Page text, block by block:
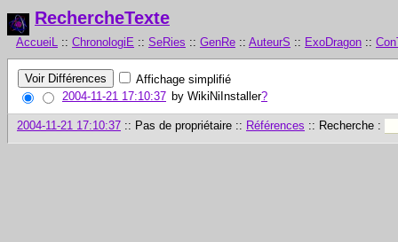
RechercheTexte
AccueiL :: ChronologiE :: SeRies :: GenRe :: AuteurS :: ExoDragon ::
Affichage simplifié
2004-11-21 17:10:37 by WikiNiInstaller?
2004-11-21 17:10:37 :: Pas de propriétaire :: Références :: Recherche :